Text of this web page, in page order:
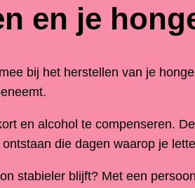
en je
bij het herstellen van je
en alcohol te compenseren.
ontstaan die dagen waarop je
stabieler blijft? Met een